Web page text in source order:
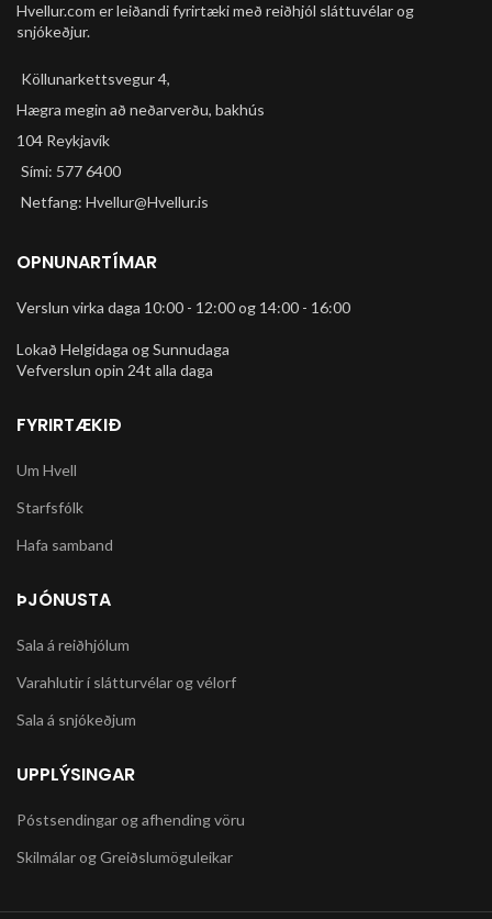
Hvellur.com er leiðandi fyrirtæki með reiðhjól sláttuvélar og
snjókeðjur.
Köllunarkettsvegur 4,
Hægra megin að neðarverðu, bakhús
104 Reykjavík
Sími: 577 6400
Netfang: Hvellur@Hvellur.is
OPNUNARTÍMAR
Verslun virka daga 10:00 - 12:00 og 14:00 - 16:00
Lokað Helgidaga og Sunnudaga
Vefverslun opin 24t alla daga
FYRIRTÆKIÐ
Um Hvell
Starfsfólk
Hafa samband
ÞJÓNUSTA
Sala á reiðhjólum
Varahlutir í slátturvélar og vélorf
Sala á snjókeðjum
UPPLÝSINGAR
Póstsendingar og afhending vöru
Skilmálar og Greiðslumöguleikar